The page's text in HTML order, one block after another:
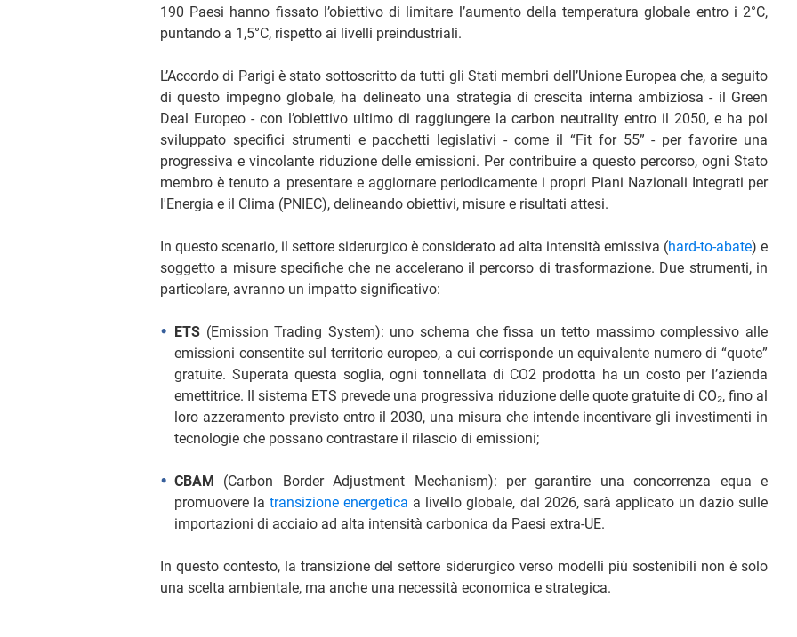
190 Paesi hanno fissato l’obiettivo di limitare l’aumento della temperatura globale entro i 2°C,
puntando a 1,5°C, rispetto ai livelli preindustriali.
L’Accordo di Parigi è stato sottoscritto da tutti gli Stati membri dell’Unione Europea che, a seguito
di questo impegno globale, ha delineato una strategia di crescita interna ambiziosa - il Green
Deal Europeo - con l’obiettivo ultimo di raggiungere la carbon neutrality entro il 2050, e ha poi
sviluppato specifici strumenti e pacchetti legislativi - come il “Fit for 55” - per favorire una
progressiva e vincolante riduzione delle emissioni. Per contribuire a questo percorso, ogni Stato
membro è tenuto a presentare e aggiornare periodicamente i propri Piani Nazionali Integrati per
l'Energia e il Clima (PNIEC), delineando obiettivi, misure e risultati attesi.
In questo scenario, il settore siderurgico è considerato ad alta intensità emissiva (hard-to-abate) e
soggetto a misure specifiche che ne accelerano il percorso di trasformazione. Due strumenti, in
particolare, avranno un impatto significativo:
ETS (Emission Trading System): uno schema che fissa un tetto massimo complessivo alle
emissioni consentite sul territorio europeo, a cui corrisponde un equivalente numero di “quote”
gratuite. Superata questa soglia, ogni tonnellata di CO2 prodotta ha un costo per l’azienda
emettitrice. Il sistema ETS prevede una progressiva riduzione delle quote gratuite di CO₂, fino al
loro azzeramento previsto entro il 2030, una misura che intende incentivare gli investimenti in
tecnologie che possano contrastare il rilascio di emissioni;
CBAM (Carbon Border Adjustment Mechanism): per garantire una concorrenza equa e
promuovere latransizione energetica a livello globale, dal 2026, sarà applicato un dazio sulle
importazioni di acciaio ad alta intensità carbonica da Paesi extra-UE.
In questo contesto, la transizione del settore siderurgico verso modelli più sostenibili non è solo
una scelta ambientale, ma anche una necessità economica e strategica.